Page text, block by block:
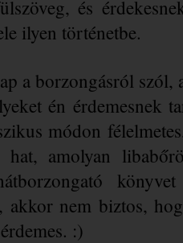
és
ilyen történetbe.
a borzongásról
én érdemesnek
módon
hat, amolyan
akkor nem biztos,
:)